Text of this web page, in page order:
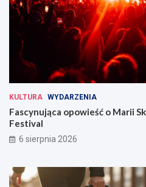
KULTURA WYDARZENIA
Fascynująca opowieść o Marii
Festival
6 sierpnia 2026